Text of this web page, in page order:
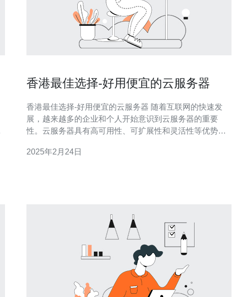
香港最佳选择-好用便宜的云服务器
香港最佳选择-好用便宜的云服务器 随着互联网的快速发
展，越来越多的企业和个人开始意识到云服务器的重要
性。云服务器具有高可用性、可扩展性和灵活性等优势，
业中心，具有良好的网络基础设施和稳定的政治环境，成
2025年2月24日